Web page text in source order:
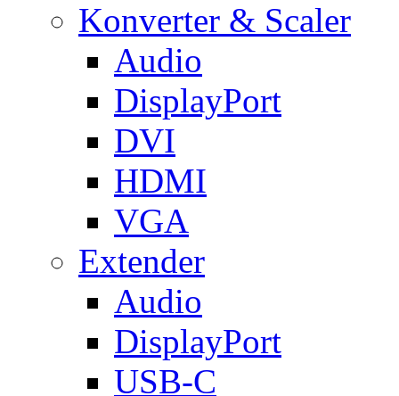
Konverter & Scaler
Audio
DisplayPort
DVI
HDMI
VGA
Extender
Audio
DisplayPort
USB-C